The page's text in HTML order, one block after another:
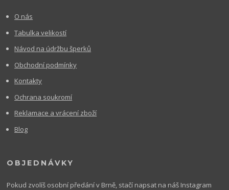
O nás
Tabulka velikostí
Návod na údržbu šperků
Obchodní podmínky
Kontakty
Ochrana soukromí
Reklamace a vrácení zboží
Blog
OBJEDNÁVKY
Pokud zvolíš osobní předání v Brně, stačí napsat na náš Instagram